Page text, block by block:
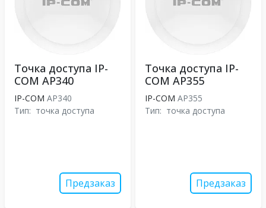
Точка доступа IP-
COM AP340
IP-COM AP340
Тип: точка доступа
Предзаказ
Точка доступа IP-
COM AP355
IP-COM AP355
Тип: точка доступа
Предзаказ